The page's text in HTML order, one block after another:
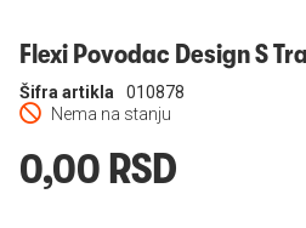
Flexi Povodac Design S
Nema na stanju
Šifra artikla 010878
0,00 RSD